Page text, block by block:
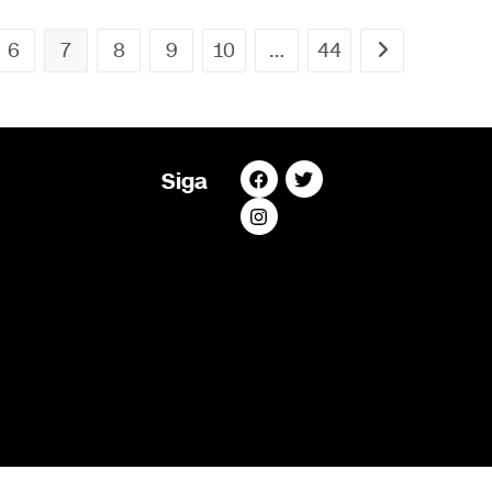
6 7 8 9 10 … 44
Siga